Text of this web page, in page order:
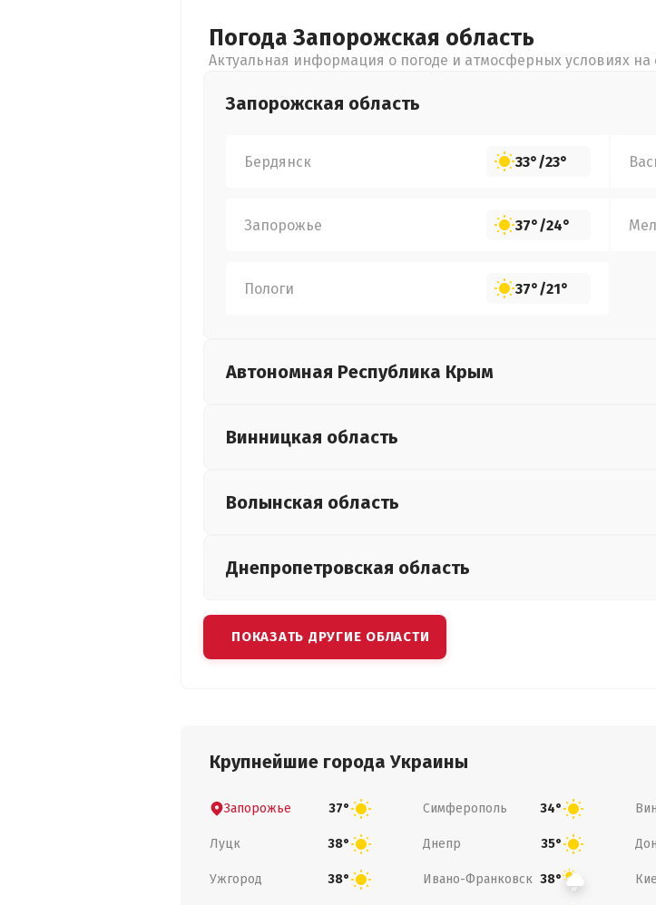
Погода Запорожская область
Актуальная информация о погоде и атмосферных условиях на
Запорожская область
Бердянск 33°/23°
Запорожье 37°/24°
Пологи 37°/21°
Автономная Республика Крым
Винницкая область
Волынская область
Днепропетровская область
ПОКАЗАТЬ ДРУГИЕ ОБЛАСТИ
Крупнейшие города Украины
Запорожье 37° Симферополь 34°
Луцк 38° Днепр 35°
Ужгород 38° Ивано-Франковск 38°